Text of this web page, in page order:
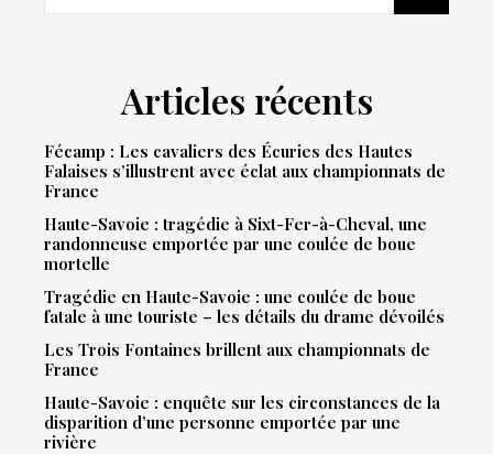
Articles récents
Fécamp : Les cavaliers des Écuries des Hautes
Falaises s’illustrent avec éclat aux championnats de
France
Haute-Savoie : tragédie à Sixt-Fer-à-Cheval, une
randonneuse emportée par une coulée de boue
mortelle
Tragédie en Haute-Savoie : une coulée de boue
fatale à une touriste – les détails du drame dévoilés
Les Trois Fontaines brillent aux championnats de
France
Haute-Savoie : enquête sur les circonstances de la
disparition d’une personne emportée par une
rivière